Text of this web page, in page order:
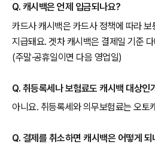
Q. 캐시백은 언제 입금되나요?
카드사 캐시백은 카드사 정책에 따라 보
지급돼요. 겟차 캐시백은 결제일 기준
(주말·공휴일이면 다음 영업일)
Q. 취등록세나 보험료도 캐시백 대상인
아니요. 취등록세와 의무보험료는 오토
Q. 결제를 취소하면 캐시백은 어떻게 되